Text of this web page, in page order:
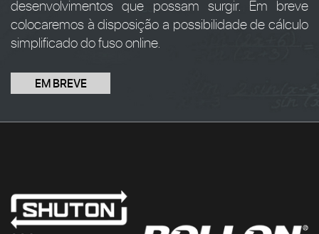
desenvolvimentos que possam surgir. Em breve
colocaremos à disposição a possibilidade de cálculo
simplificado do fuso online.
EM BREVE